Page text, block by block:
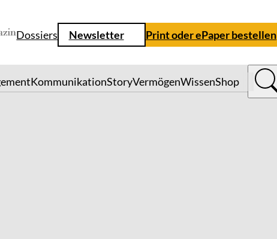
Dossiers Newsletter Print oder ePaper bestellen
KommunikationStoryVermögenWissenShop